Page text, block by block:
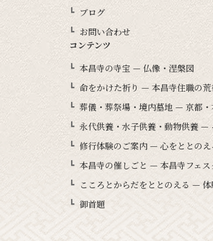
ブログ
お問い合わせ
コンテンツ
本昌寺の寺宝 — 仏像・涅槃図
命をかけた祈り — 本昌寺住職の荒
葬儀・葬祭場・境内墓地 — 京都・
永代供養・水子供養・動物供養 —
修行体験のご案内 — 心をととのえ
本昌寺の催しごと — 本昌寺フェス
こころとからだをととのえる —
御首題